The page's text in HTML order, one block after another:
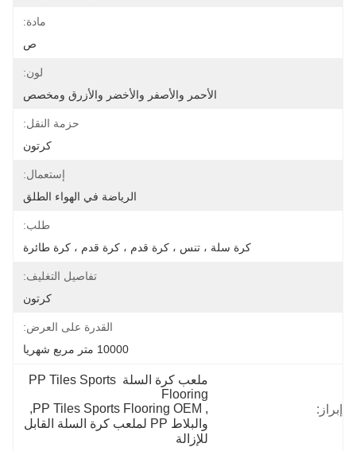
مادة:
ص
لون:
الأحمر والأصفر والأخضر والأزرق ومخصص
حزمة النقل:
كرتون
إستعمال:
الرياضة في الهواء الطلق
طلب:
كرة سلة ، تنس ، كرة قدم ، كرة قدم ، كرة طائرة
تفاصيل التغليف:
كرتون
القدرة على العرض:
10000 متر مربع شهريا
إبراز:
ملعب كرة السلة PP Tiles Sports
Flooring
,
PP Tiles Sports Flooring OEM
,
والبلاط PP لملعب كرة السلة القابل
للإزالة